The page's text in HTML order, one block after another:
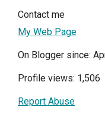
Contact me
My Web Page
On Blogger since:
Profile views: 1,506
Report Abuse